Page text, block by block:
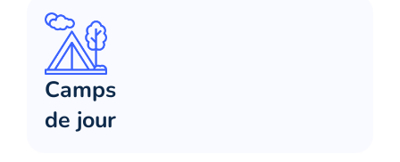
Camps
de jour